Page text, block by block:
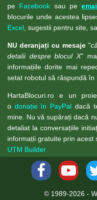
pe Facebook sau pe
blocurile unde acestea
Excel , sugestii pentru site,
NU deranjați cu mesaje"
detalii despre blocul X"
informațiile dorite mai
setat robotul să răspundă în
HartaBlocuri.ro e un
o donație în PayPal dacă
mine. Nu vă supărați dacă
detaliat la conversațiile
informații gratuite prin acest
UTM Builder
© 1989-2026 -